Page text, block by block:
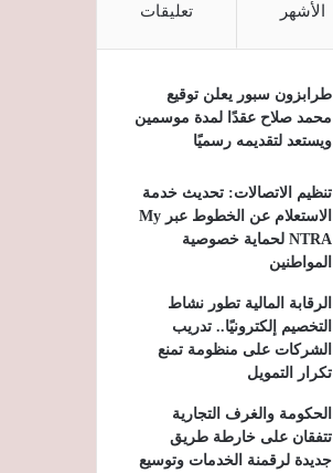
الأشهر تعليقات
طرابزون سبور يعلن توقيع
محمد صلاح عقدًا لمدة موسمين
ويستعد لتقديمه رسميًا
تنظيم الاتصالات: تحديث خدمة
الاستعلام عن الخطوط عبر My
NTRA لحماية خصوصية
المواطنين
الرقابة المالية تطور نشاط
التخصيم إلكترونيًا.. تدريب
الشركات على منظومة تمنع
تكرار التمويل
الحكومة والغرف التجارية
تتفقان على خارطة طريق
جديدة لرقمنة الخدمات وتوسيع